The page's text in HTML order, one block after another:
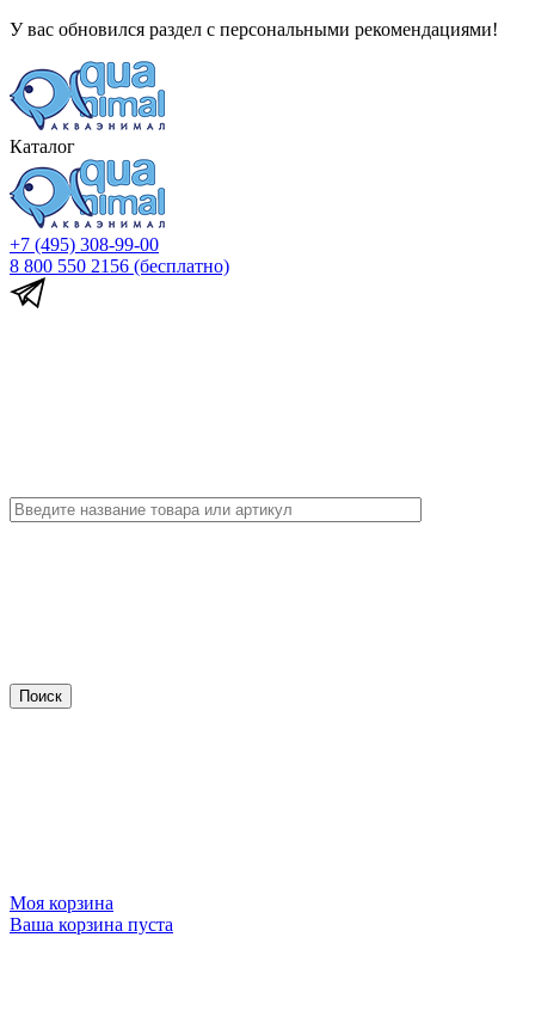
У вас обновился раздел с персональными рекомендациями!
Каталог
+7 (495) 308-99-00
8 800 550 2156 (бесплатно)
Моя корзина
Ваша корзина пуста